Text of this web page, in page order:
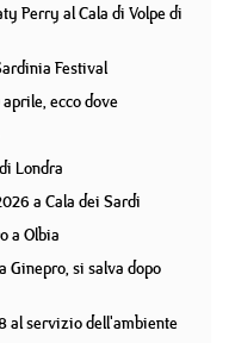
Perry al Cala di Volpe di
Festival
ecco dove
Londra
a Cala dei Sardi
a Olbia
Ginepro, si salva dopo
al servizio dell'ambiente